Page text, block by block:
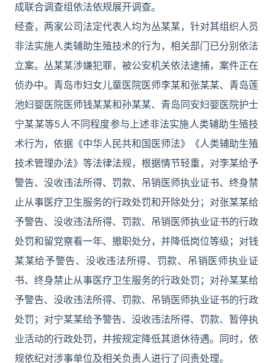
成联合调查组依法依规展开调查。
经查，两家公司法定代表人均为丛某某，针对其组织人员
非法实施人类辅助生殖技术的行为，相关部门已分别依法
立案。丛某某涉嫌犯罪，被公安机关依法逮捕，案件正在
侦办中。青岛市妇女儿童医院医师李某和张某某、青岛莲
池妇婴医院医师钱某某和孙某某、青岛同安妇婴医院护士
宁某某等5人不同程度参与上述非法实施人类辅助生殖技
术行为，依据《中华人民共和国医师法》《人类辅助生殖
技术管理办法》等法律法规，根据情节轻重，对李某给予
警告、没收违法所得、罚款、吊销医师执业证书、终身禁
止从事医疗卫生服务的行政处罚和开除处分；对张某某给
予警告、没收违法所得、罚款、吊销医师执业证书的行政
处罚和留党察看一年、撤职处分，并降低岗位等级；对钱
某某给予警告、没收违法所得、罚款、吊销医师执业证
书、终身禁止从事医疗卫生服务的行政处罚；对孙某某给
予警告、没收违法所得、罚款、吊销医师执业证书的行政
处罚；对宁某某给予警告、没收违法所得、罚款、暂停执
业活动的行政处罚，并按规定降低其退休待遇。同时，依
规依纪对涉事单位及相关负责人进行了问责处理。